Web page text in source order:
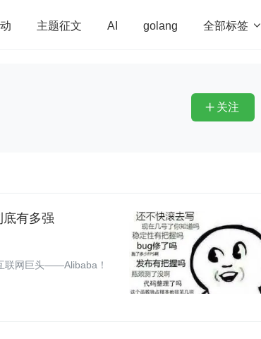
主题征文 AI golang 全部标签 
redis
 关注
有多强
联网巨头——Alibaba！